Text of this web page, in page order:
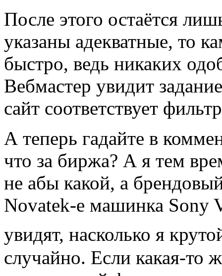
После этого остаётся
указаны адекватные, то
быстро, ведь никаких
Вебмастер увидит
сайт соответствует
А теперь гадайте в
что за биржа? А я тем
не абы какой, а
Novatek-е машинка Sony
увидят, насколько я
случайно. Если какая-то